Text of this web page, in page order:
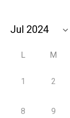
L M
1 2
8 9